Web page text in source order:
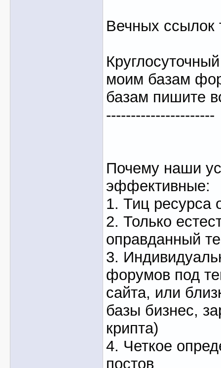
Вечных ссылок
моим базам
базам пишите
----------------------
Почему наши
эффективные:
1. Тиц ресурса
2. Только
оправданный
3.
форумов под
сайта, или
базы бизнес,
крипта)
4. Четкое
постов